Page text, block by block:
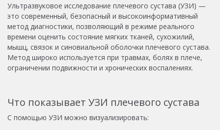
Ультразвуковое исследование плечевого сустава (УЗИ) —
это современный, безопасный и высокоинформативный
метод диагностики, позволяющий в режиме реального
времени оценить состояние мягких тканей, сухожилий,
мышц, связок и синовиальной оболочки плечевого сустава.
Метод широко используется при травмах, болях в плече,
ограничении подвижности и хронических воспалениях.
Что показывает УЗИ плечевого сустава
С помощью УЗИ можно визуализировать: